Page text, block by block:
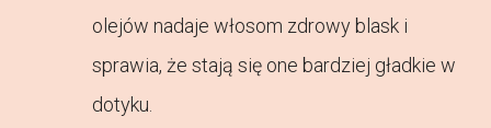
olejów nadaje włosom zdrowy blask i
sprawia, że stają się one bardziej gładkie w
dotyku.